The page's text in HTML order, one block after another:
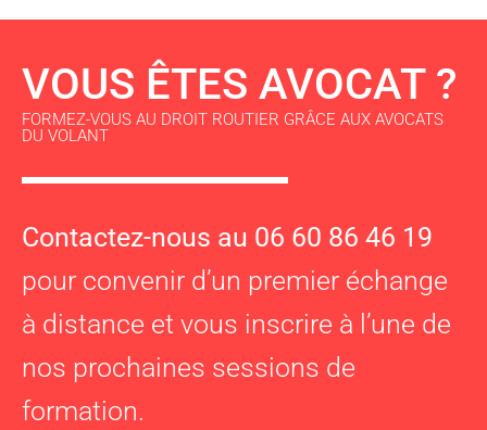
VOUS ÊTES AVOCAT ?
FORMEZ-VOUS AU DROIT ROUTIER GRÂCE AUX AVOCATS
DU VOLANT
Contactez-nous au 06 60 86 46 19
pour convenir d’un premier échange
à distance et vous inscrire à l’une de
nos prochaines sessions de
formation.